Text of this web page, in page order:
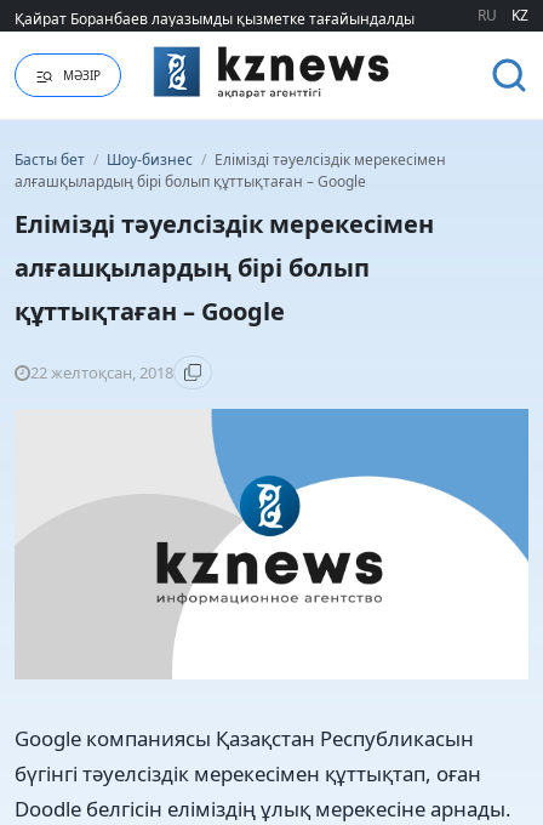
Қайрат Боранбаев лауазымды қызметке тағайындалды
Қайрат Боранбаев лауазымды қызметке тағайындалды RU KZ
МӘЗІР
Басты бет / Шоу-бизнес / Елімізді тәуелсіздік мерекесімен
алғашқылардың бірі болып құттықтаған – Google
Елімізді тәуелсіздік мерекесімен
алғашқылардың бірі болып
құттықтаған – Google
22 желтоқсан, 2018
Google компаниясы Қазақстан Республикасын
бүгінгі тәуелсіздік мерекесімен құттықтап, оған
Doodle белгісін еліміздің ұлық мерекесіне арнады.